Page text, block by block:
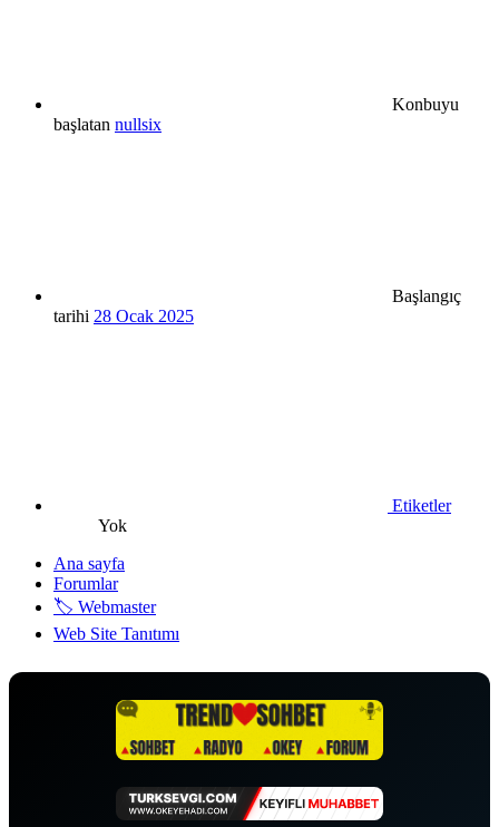
Konbuyu
başlatan nullsix
Başlangıç
tarihi 28 Ocak 2025
Etiketler
Yok
Ana sayfa
Forumlar
🏷️ Webmaster
Web Site Tanıtımı